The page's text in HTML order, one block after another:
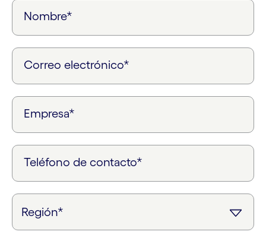
Nombre*
Correo electrónico*
Empresa*
Teléfono de contacto*